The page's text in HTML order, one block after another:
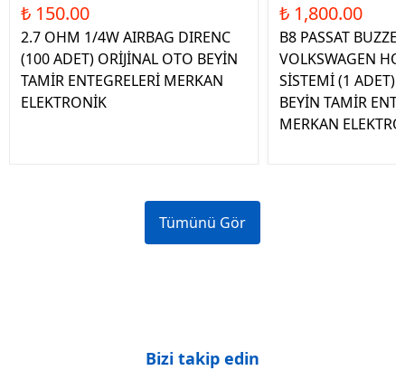
₺ 150.00
2.7 OHM 1/4W AIRBAG DIRENC
(100 ADET) ORİJİNAL OTO BEYİN
TAMİR ENTEGRELERİ MERKAN
ELEKTRONİK
₺ 1,800.00
B8 PASSAT
VOLKSWAGEN
SİSTEMİ (1 ADET)
BEYİN TAMİR
MERKAN
Tümünü Gör
Bizi takip edin